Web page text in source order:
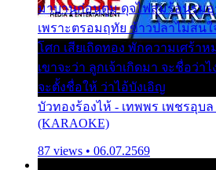
มาบานก่อนตูม ดุจไฟสุมร้อนรุมอุ
เพราะตรอมฤทัย ข้าวปลาไม่สนใ
โศก เสียเถิดทอง พักความเศร้าห
เขาจะว่า ลูกเจ้าเกิดมา จะชื่อว่า
จะตั้งชื่อให้ ว่าไอ้บังเอิญ
บัวทองร้องไห้ - เทพพร เพชรอุบ
(KARAOKE)
87 views • 06.07.2569